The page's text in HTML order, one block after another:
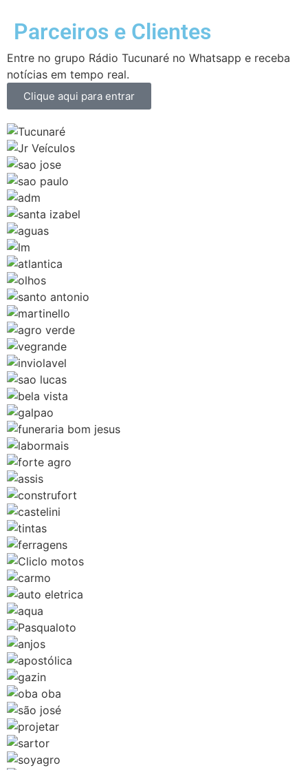
Parceiros e Clientes
Entre no grupo Rádio Tucunaré no Whatsapp e receba
notícias em tempo real.
Clique aqui para entrar